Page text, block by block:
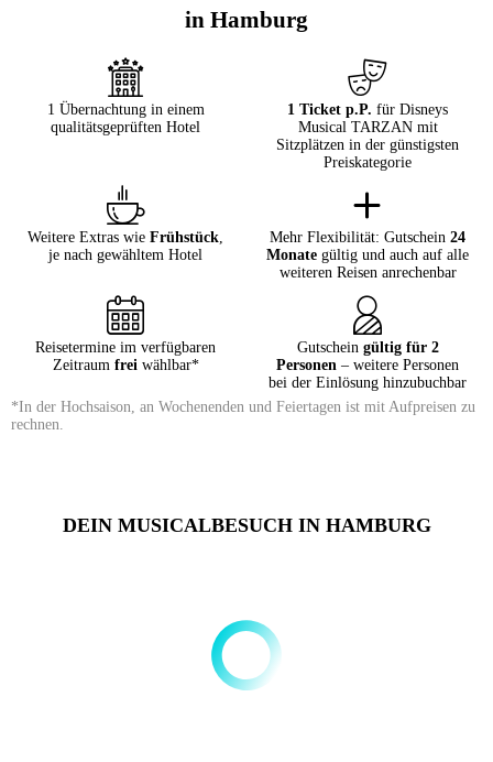
in Hamburg
1 Übernachtung in einem
qualitätsgeprüften Hotel
1 Ticket p.P. für Disneys
Musical TARZAN mit
Sitzplätzen in der günstigsten
Preiskategorie
Weitere Extras wie Frühstück,
je nach gewähltem Hotel
Mehr Flexibilität: Gutschein 24
Monate gültig und auch auf alle
weiteren Reisen anrechenbar
Reisetermine im verfügbaren
Zeitraum freiwählbar*
Gutschein gültig für 2
Personen – weitere Personen
bei der Einlösung hinzubuchbar
*In der Hochsaison, an Wochenenden und Feiertagen ist mit Aufpreisen zu
rechnen.
DEIN MUSICALBESUCH IN HAMBURG